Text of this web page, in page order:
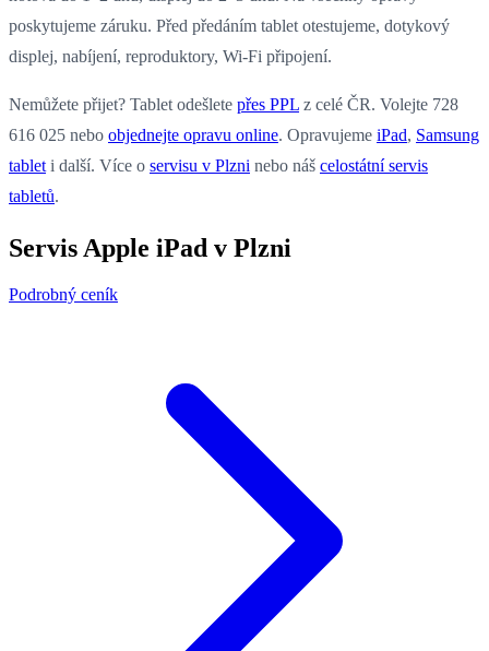
poskytujeme záruku. Před předáním tablet otestujeme, dotykový
displej, nabíjení, reproduktory, Wi-Fi připojení.
Nemůžete přijet? Tablet odešlete přes PPL z celé ČR. Volejte 728
616 025 nebo objednejte opravu online. Opravujeme iPad, Samsung
tablet i další. Více o servisu v Plzni nebo náš celostátní servis
tabletů.
Servis Apple iPad v Plzni
Podrobný ceník